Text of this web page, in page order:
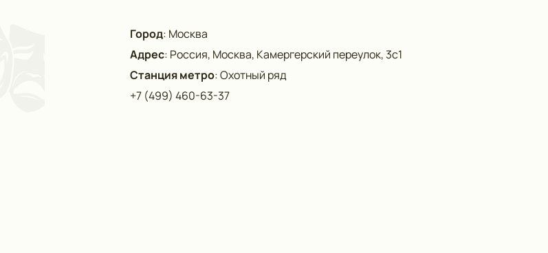
Город: Москва
Адрес: Россия, Москва, Камергерский переулок, 3с1
Станция метро:Охотный ряд
+7 (499) 460-63-37